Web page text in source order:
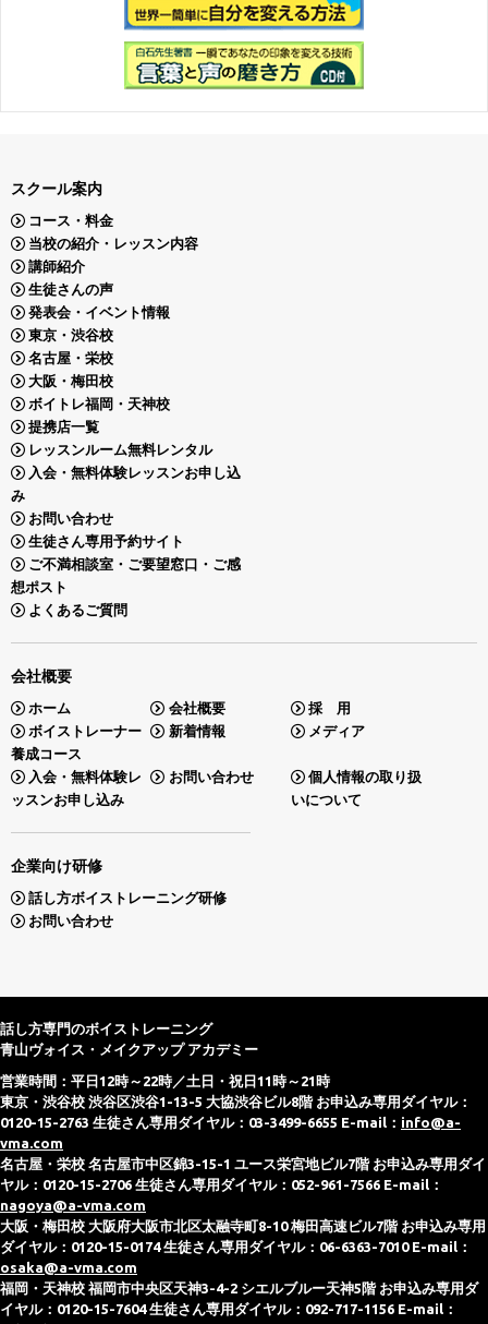
スクール案内
コース・料金
当校の紹介・レッスン内容
講師紹介
生徒さんの声
発表会・イベント情報
東京・渋谷校
名古屋・栄校
大阪・梅田校
ボイトレ福岡・天神校
提携店一覧
レッスンルーム無料レンタル
入会・無料体験レッスンお申し込
み
お問い合わせ
生徒さん専用予約サイト
ご不満相談室・ご要望窓口・ご感
想ポスト
よくあるご質問
会社概要
ホーム 会社概要
採 用
ボイストレーナー
養成コース
新着情報 メディア
入会・無料体験レ
ッスンお申し込み
お問い合わせ
個人情報の取り扱
いについて
企業向け研修
話し方ボイストレーニング研修
お問い合わせ
話し方専門のボイストレーニング
青山ヴォイス・メイクアップ アカデミー
営業時間：平日12時～22時／土日・祝日11時～21時
東京・渋谷校 渋谷区渋谷1-13-5 大協渋谷ビル8階 お申込み専用ダイヤル：
0120-15-2763 生徒さん専用ダイヤル：03-3499-6655 E-mail： info@a-
vma.com
名古屋・栄校 名古屋市中区錦3-15-1 ユース栄宮地ビル7階 お申込み専用ダイ
ヤル：0120-15-2706 生徒さん専用ダイヤル：052-961-7566 E-mail：
nagoya@a-vma.com
大阪・梅田校 大阪府大阪市北区太融寺町8-10 梅田高速ビル7階 お申込み専用
ダイヤル：0120-15-0174 生徒さん専用ダイヤル：06-6363-7010 E-mail：
osaka@a-vma.com
福岡・天神校 福岡市中央区天神3-4-2 シエルブルー天神5階 お申込み専用ダ
イヤル：0120-15-7604 生徒さん専用ダイヤル：092-717-1156 E-mail：